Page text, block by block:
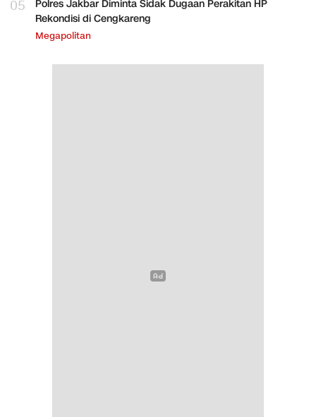
05
Polres Jakbar Diminta Sidak Dugaan Perakitan HP
Rekondisi di Cengkareng
Megapolitan